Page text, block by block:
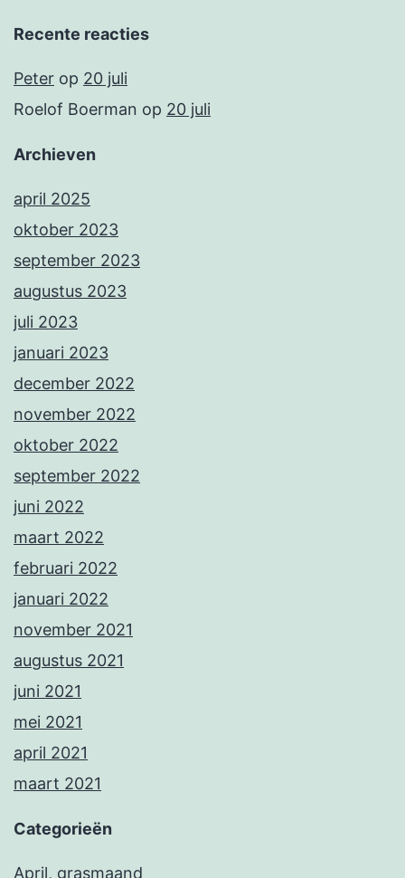
Recente reacties
Peter op 20 juli
Roelof Boerman op 20 juli
Archieven
april 2025
oktober 2023
september 2023
augustus 2023
juli 2023
januari 2023
december 2022
november 2022
oktober 2022
september 2022
juni 2022
maart 2022
februari 2022
januari 2022
november 2021
augustus 2021
juni 2021
mei 2021
april 2021
maart 2021
Categorieën
April, grasmaand